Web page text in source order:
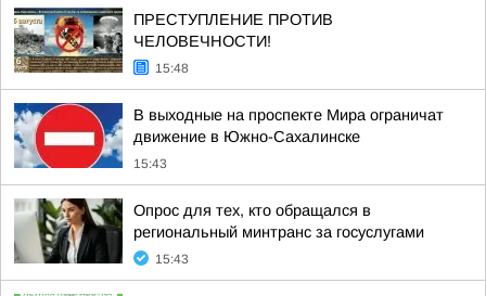
ПРЕСТУПЛЕНИЕ ПРОТИВ
ЧЕЛОВЕЧНОСТИ!
15:48
В выходные на проспекте Мира ограничат
движение в Южно-Сахалинске
15:43
Опрос для тех, кто обращался в
региональный минтранс за госуслугами
15:43